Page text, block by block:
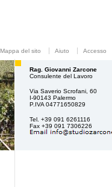
Mappa del sito Aiuto Accesso
Rag. Giovanni Zarcone
Consulente del Lavoro
Via Saverio Scrofani, 60
I-90143 Palermo
P.IVA 04771650829
Tel. +39 091 6261116
Fax +39 091 7306226